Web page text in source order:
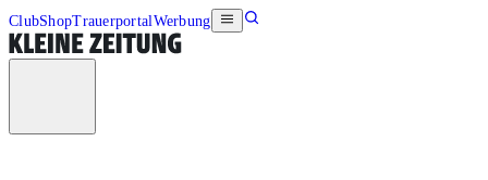
ClubShopTrauerportalWerbung